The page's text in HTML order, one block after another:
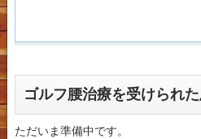
ゴルフ腰治療を受けられ
ただいま準備中です。